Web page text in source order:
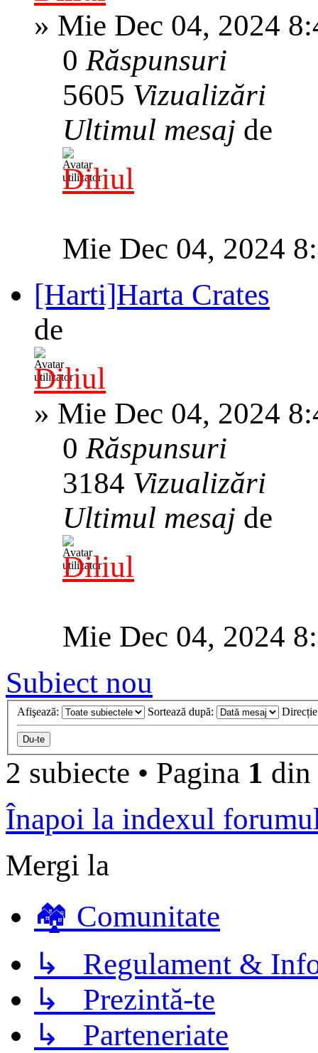
» Mie Dec 04, 2024
0Răspunsuri
5605 Vizualizări
Ultimul mesaj de
Diliul
Mie Dec 04, 2024
[Harti]Harta Crates
de
Diliul
» Mie Dec 04, 2024
0Răspunsuri
3184 Vizualizări
Ultimul mesaj de
Diliul
Mie Dec 04, 2024
Subiect nou
Afişează: Sortează după:
2 subiecte • Pagina 1 din
Înapoi la indexul
Mergi la
🏘️ Comunitate
↳ Regulament &
↳ Prezintă-te
↳ Parteneriate